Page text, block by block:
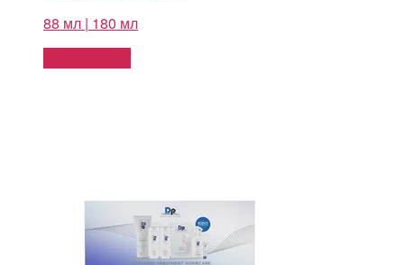
88 мл | 180 мл